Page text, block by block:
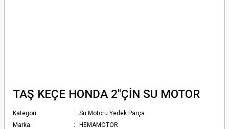
TAŞ KEÇE HONDA 2''ÇİN SU MOTOR
Kategori
Su Motoru Yedek Parça
Marka
HEMAMOTOR